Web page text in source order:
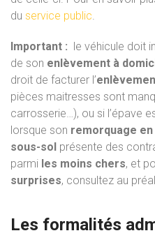
du service public.
Important : le véhicule doit
de son enlèvement à
droit de facturer l’
pièces maitresses sont
carrosserie…), ou si l’épave
lorsque son remorquage
sous-sol présente des
parmi les moins chers, et
surprises, consultez au
Les formalités